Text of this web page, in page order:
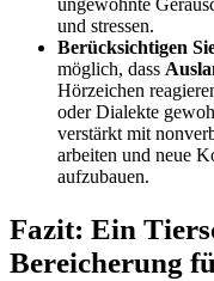
ungewohnte
und stressen.
Berücksichtigen
möglich, dass
Hörzeichen
oder Dialekte
verstärkt mit
arbeiten und neue
aufzubauen.
Fazit: Ein
Bereicherung